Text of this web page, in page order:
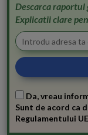
Descarca
Explicatii clare
Da, vreau
Sunt de acord ca
Regulamentului